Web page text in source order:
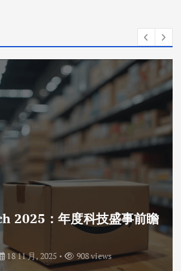
2025：年度科技盛事前瞻
18 11 月, 2025 908 views